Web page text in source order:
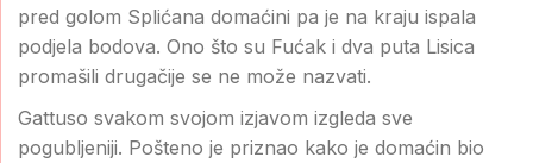
pred golom Splićana domaćini pa je na kraju ispala
podjela bodova. Ono što su Fućak i dva puta Lisica
promašili drugačije se ne može nazvati.
Gattuso svakom svojom izjavom izgleda sve
pogubljeniji. Pošteno je priznao kako je domaćin bio